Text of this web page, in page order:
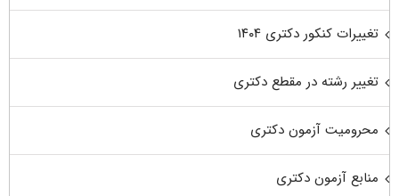
تغییرات کنکور دکتری ۱۴۰۴
تغییر رشته در مقطع دکتری
محرومیت آزمون دکتری
منابع آزمون دکتری